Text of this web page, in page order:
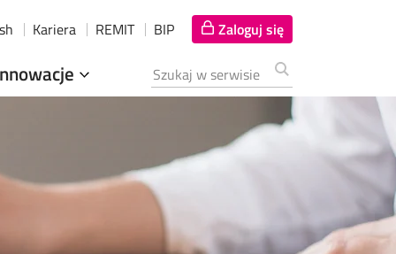
Szukana fraza
Zaloguj się
Kariera REMIT BIP